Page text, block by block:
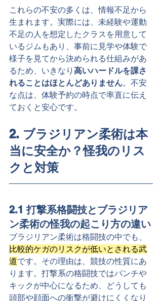
これらの不安の多くは、情報不足から
生まれます。実際には、未経験や運動
不足の人を想定したクラスを用意して
いるジムもあり、事前に見学や体験で
様子を見てから決められる仕組みがあ
るため、いきなり 高いハードルを課さ
れることはほとんどありません。不安
な点は、体験予約の時点で率直に伝え
ておくと安心です。
2. ブラジリアン柔術は本
当に安全か？怪我のリス
クと対策
2.1 打撃系格闘技とブラジリア
ン柔術の怪我の起こり方の違い
ブラジリアン柔術は格闘技の中でも、
比較的ケガのリスクが低いとされる武
道です。その理由は、競技の性質にあ
ります。打撃系の格闘技ではパンチや
キックが中心になるため、どうしても
頭部や顔面への衝撃が避けにくくなり